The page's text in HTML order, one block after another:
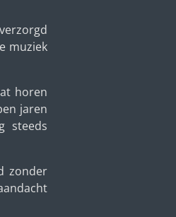
muziek
horen
jaren
steeds
zonder